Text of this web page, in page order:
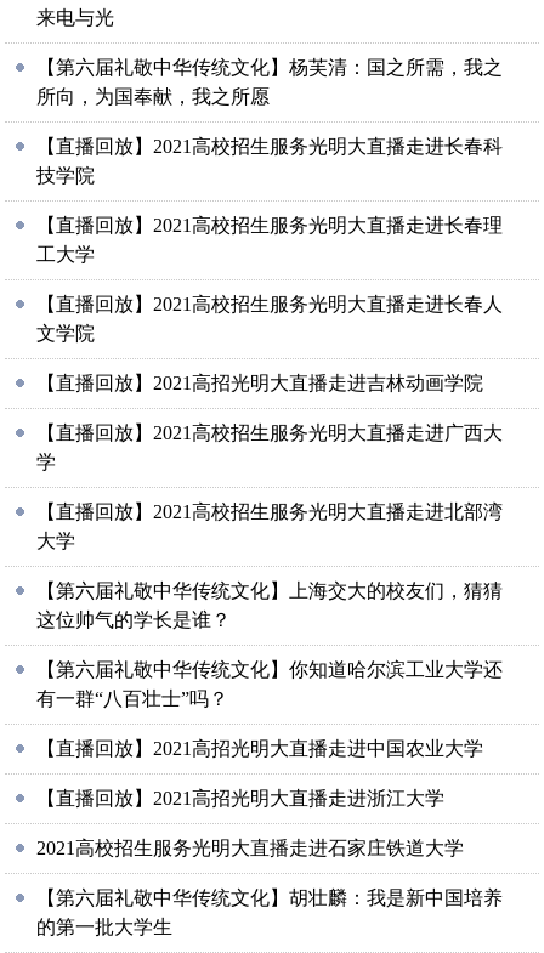
来电与光
【第六届礼敬中华传统文化】杨芙清：国之所需，我之
所向，为国奉献，我之所愿
【直播回放】2021高校招生服务光明大直播走进长春科
技学院
【直播回放】2021高校招生服务光明大直播走进长春理
工大学
【直播回放】2021高校招生服务光明大直播走进长春人
文学院
【直播回放】2021高招光明大直播走进吉林动画学院
【直播回放】2021高校招生服务光明大直播走进广西大
学
【直播回放】2021高校招生服务光明大直播走进北部湾
大学
【第六届礼敬中华传统文化】上海交大的校友们，猜猜
这位帅气的学长是谁？
【第六届礼敬中华传统文化】你知道哈尔滨工业大学还
有一群“八百壮士”吗？
【直播回放】2021高招光明大直播走进中国农业大学
【直播回放】2021高招光明大直播走进浙江大学
2021高校招生服务光明大直播走进石家庄铁道大学
【第六届礼敬中华传统文化】胡壮麟：我是新中国培养
的第一批大学生